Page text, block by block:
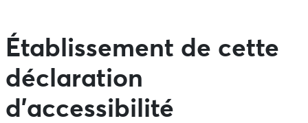
Établissement de cette
déclaration
d’accessibilité